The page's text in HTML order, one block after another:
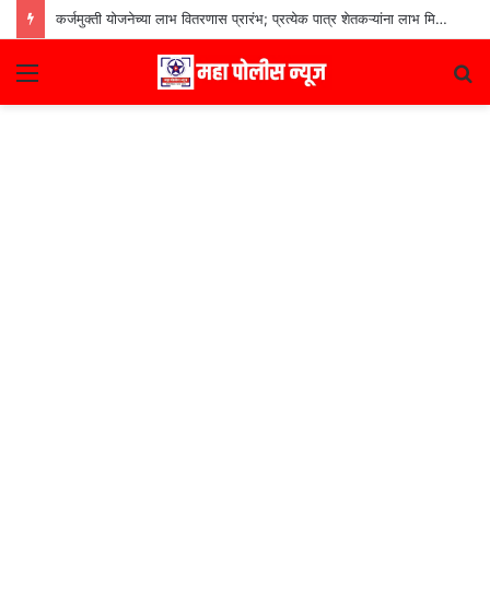
कर्जमुक्ती योजनेच्या लाभ वितरणास प्रारंभ; प्रत्येक पात्र शेतकऱ्यांना लाभ मिळणार– मुख्यमंत्री देवेंद्र फडणवीस
Menu